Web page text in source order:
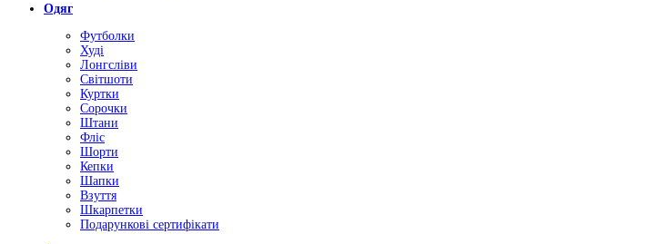
Одяг
Футболки
Худі
Лонгсліви
Світшоти
Куртки
Сорочки
Штани
Фліс
Шорти
Кепки
Шапки
Взуття
Шкарпетки
Подарункові сертифікати